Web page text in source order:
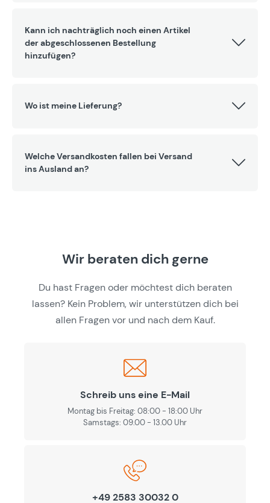
Kann ich nachträglich noch einen Artikel
der abgeschlossenen Bestellung
hinzufügen?
Wo ist meine Lieferung?
Welche Versandkosten fallen bei Versand
ins Ausland an?
Wir beraten dich gerne
Du hast Fragen oder möchtest dich beraten
lassen? Kein Problem, wir unterstützen dich bei
allen Fragen vor und nach dem Kauf.
Schreib uns eine E-Mail
Montag bis Freitag: 08:00 - 18:00 Uhr
Samstags: 09.00 - 13.00 Uhr
+49 2583 30032 0